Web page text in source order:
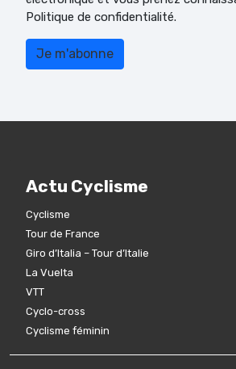
Politique de confidentialité.
Actu Cyclisme
Cyclisme
Tour de France
Giro d’Italia – Tour d’Italie
La Vuelta
VTT
Cyclo-cross
Cyclisme féminin